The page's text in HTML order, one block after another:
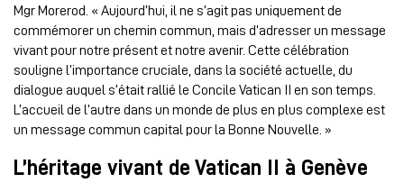
Mgr Morerod. « Aujourd’hui, il ne s’agit pas uniquement de
commémorer un chemin commun, mais d’adresser un message
vivant pour notre présent et notre avenir. Cette célébration
souligne l’importance cruciale, dans la société actuelle, du
dialogue auquel s’était rallié le Concile Vatican II en son temps.
L’accueil de l’autre dans un monde de plus en plus complexe est
un message commun capital pour la Bonne Nouvelle. »
L’héritage vivant de Vatican II à Genève